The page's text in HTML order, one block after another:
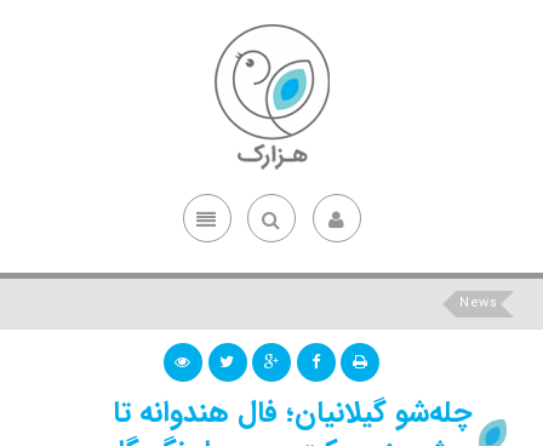
News
چله‌شو گیلانیان؛ فال هندوانه تا